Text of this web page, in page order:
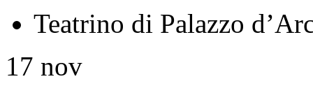
Teatrino di Palazzo
17 nov